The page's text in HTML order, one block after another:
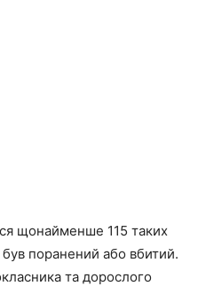
щонайменше 115 таких
був поранений або вбитий.
та дорослого